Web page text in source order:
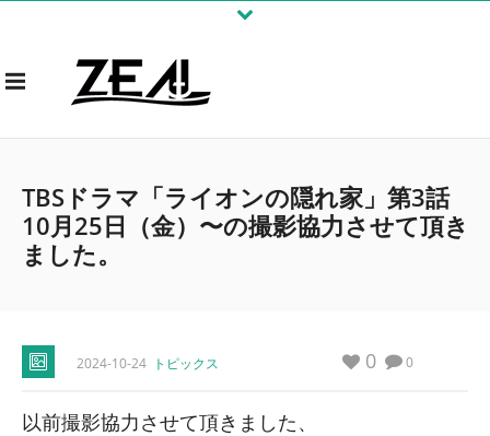
TBSドラマ「ライオンの隠れ家」第3話
10月25日（金）〜の撮影協力させて頂き
ました。
2024-10-24 トピックス 0
0
以前撮影協力させて頂きました、